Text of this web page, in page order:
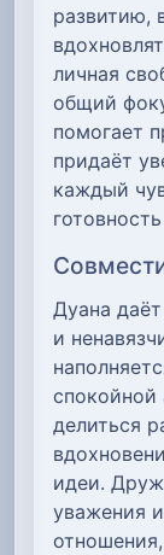
развитию,
личная
общий
помогает
придаёт
каждый
Дуана
и
спокойной
делиться
идеи.
уважения